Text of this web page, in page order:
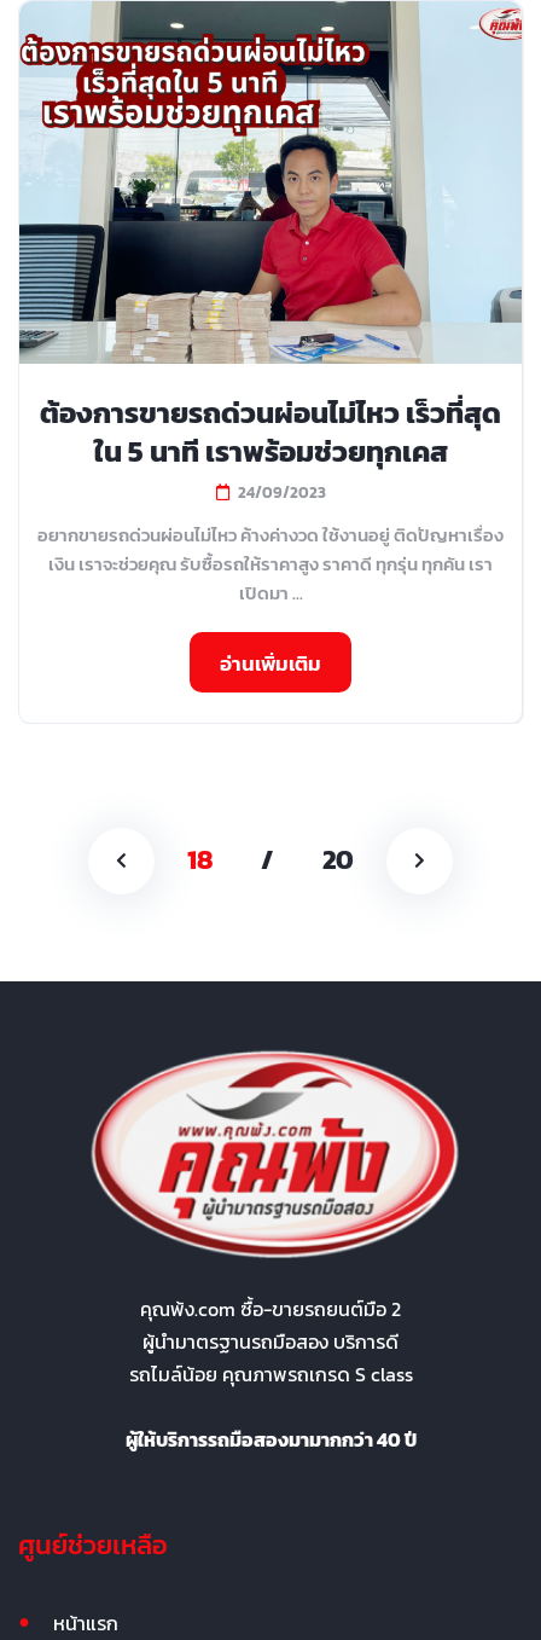
ต้องการขายรถด่วนผ่อนไม่ไหว เร็วที่สุด
ใน 5 นาที เราพร้อมช่วยทุกเคส
24/09/2023
อยากขายรถด่วนผ่อนไม่ไหว ค้างค่างวด ใช้งานอยู่ ติดปัญหาเรื่อง
เงิน เราจะช่วยคุณ รับซื้อรถให้ราคาสูง ราคาดี ทุกรุ่น ทุกคัน เรา
เปิดมา ...
อ่านเพิ่มเติม
18 / 20
คุณพ้ง.com ซื้อ-ขายรถยนต์มือ 2
ผู้นำมาตรฐานรถมือสอง บริการดี
รถไมล์น้อย คุณภาพรถเกรด S class
ผู้ให้บริการรถมือสองมามากกว่า 40 ปี
ศูนย์ช่วยเหลือ
หน้าแรก